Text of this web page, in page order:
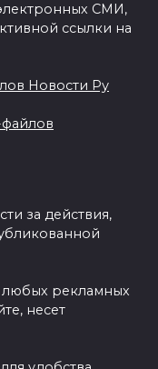
СМИ,
ссылки на
Новости Ру
за действия,
любых рекламных
несет